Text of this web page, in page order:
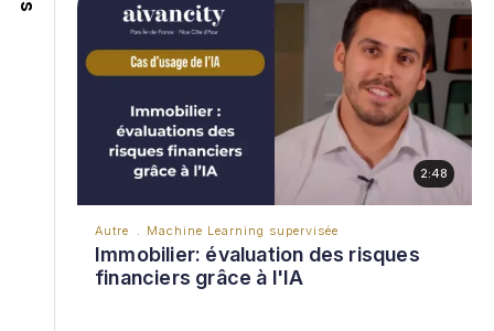
2:48
Autre Machine Learning supervisée
Immobilier: évaluation des risques
financiers grâce à l'IA